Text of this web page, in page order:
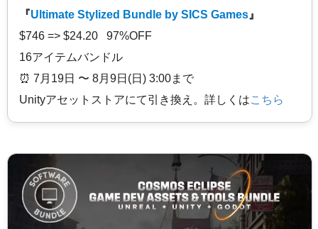
『Ultimate Stylized Bundle by SICS Games 』
$746 => $24.20 97%OFF
16アイテムバンドル
⏰️ 7月19日 〜 8月9日(日) 3:00まで
Unityアセットストアにて引き換え。詳しくはこちら